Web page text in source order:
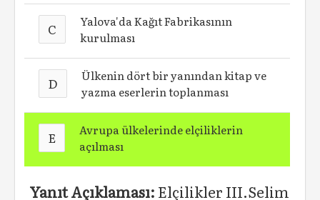
C
Yalova'da Kağıt Fabrikasının
kurulması
D
Ülkenin dört bir yanından kitap ve
yazma eserlerin toplanması
E
Avrupa ülkelerinde elçiliklerin
açılması
Yanıt Açıklaması: Elçilikler III.Selim